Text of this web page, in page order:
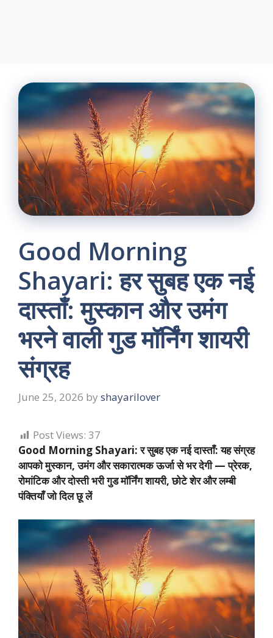
Good Morning
Shayari: हर सुबह एक नई
दास्ताँ: मुस्कान और उमंग
भरने वाली गुड मॉर्निंग शायरी
संग्रह
June 25, 2026 by shayarilover
Post Views: 37
Good Morning Shayari: र सुबह एक नई दास्ताँ: यह संग्रह
आपको मुस्कान, उमंग और सकारात्मक ऊर्जा से भर देगी — प्रेरक,
रोमांटिक और दोस्ती भरी गुड मॉर्निंग शायरी, छोटे शेर और लम्बी
पंक्तियाँ जो दिल छू लें